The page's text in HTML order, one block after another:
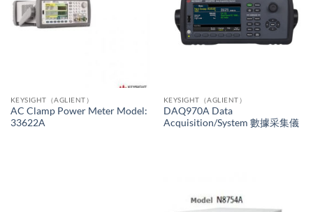
KEYSIGHT（AGLIENT）
AC Clamp Power Meter Model:
33622A
KEYSIGHT（AGLIENT）
DAQ970A Data
Acquisition/System 數據采集儀